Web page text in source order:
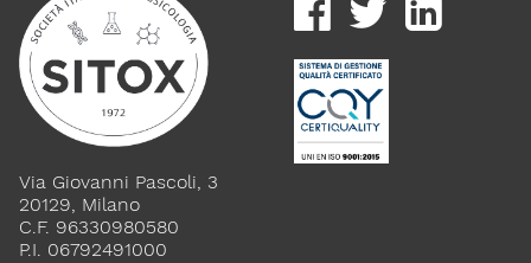
Via Giovanni Pascoli, 3
20129, Milano
C.F. 96330980580
P.I. 06792491000
Dona il 5 per 1000 a SITOX SCOPRI DI PIU